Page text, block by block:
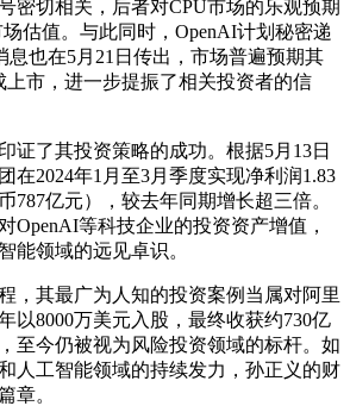
密切相关，后者对CPU市场的乐观预期
估值。与此同时，OpenAI计划秘密递
息也在5月21日传出，市场普遍预期其
上市，进一步提振了相关投资者的信
证了其投资策略的成功。根据5月13日
在2024年1月至3月季度实现净利润1.83
787亿元），较去年同期增长超三倍。
OpenAI等科技企业的投资资产增值，
能领域的远见卓识。
，其最广为人知的投资案例当属对阿里
以8000万美元入股，最终收获约730亿
至今仍被视为风险投资领域的标杆。如
人工智能领域的持续发力，孙正义的财
章。